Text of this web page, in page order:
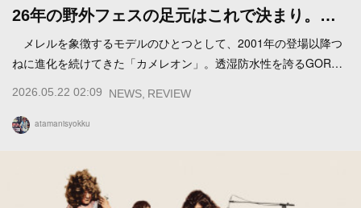
26年の野外フェスの足元はこれで決まり。…
メレルを象徴するモデルのひとつとして、2001年の登場以降つ
ねに進化を続けてきた「カメレオン」。透湿防水性を誇るGOR…
2026.05.22 02:09 NEWS REVIEW
atamanisyokku